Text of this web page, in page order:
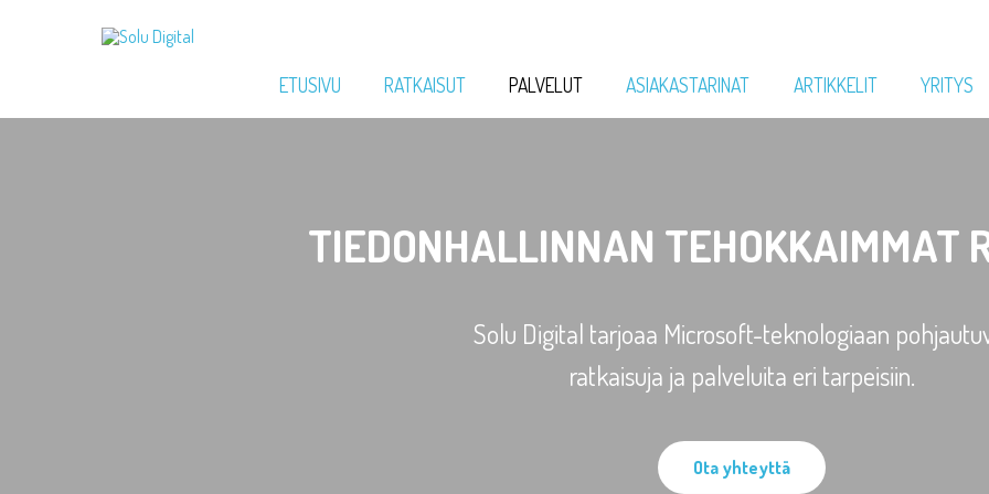
ETUSIVU RATKAISUT PALVELUT ASIAKASTARINAT ARTIKKELIT YRITYS
TIEDONHALLINNAN TEHOKKAIMMAT
Solu Digital tarjoaa Microsoft-teknologiaan
ratkaisuja ja palveluita eri tarpeisiin.
Ota yhteyttä